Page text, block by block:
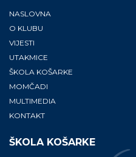
NASLOVNA
O KLUBU
VIJESTI
UTAKMICE
ŠKOLA KOŠARKE
MOMČADI
MULTIMEDIA
KONTAKT
ŠKOLA KOŠARKE